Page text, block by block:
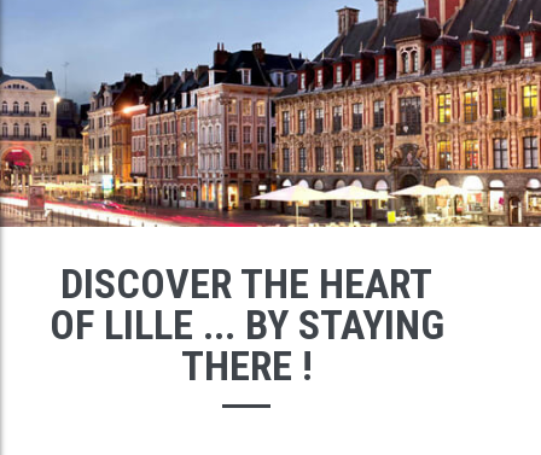
DISCOVER THE HEART
OF LILLE ... BY STAYING
THERE !